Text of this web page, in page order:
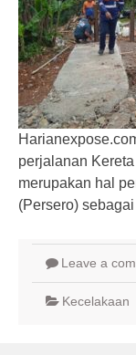
perjalanan
merupakan hal
(Persero) sebagai
Leave a
Kecelakaan